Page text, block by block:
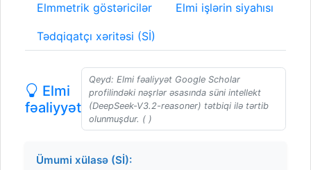
Elmmetrik göstəricilər Elmi işlərin siyahısı
Tədqiqatçı xəritəsi (Sİ)
Elmi
fəaliyyət
Qeyd: Elmi fəaliyyət Google Scholar
profilindəki nəşrlər əsasında süni intellekt
(DeepSeek-V3.2-reasoner) tətbiqi ilə tərtib
olunmuşdur. ( )
Ümumi xülasə (Sİ):